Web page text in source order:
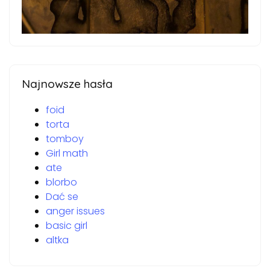
Najnowsze hasła
foid
torta
tomboy
Girl math
ate
blorbo
Dać se
anger issues
basic girl
altka